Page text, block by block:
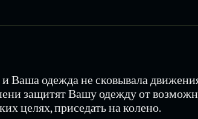
Ваша одежда не сковывала
защитят Вашу одежду от
целях, приседать на колено.